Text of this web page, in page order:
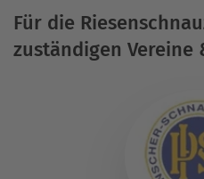
Für die
zuständigen Vereine